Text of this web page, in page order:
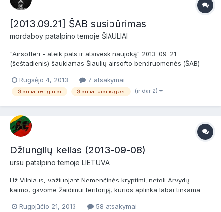
[2013.09.21] ŠAB susibūrimas
mordaboy patalpino temoje ŠIAULIAI
"Airsofteri - ateik pats ir atsivesk naujoką" 2013-09-21
(šeštadienis) šaukiamas Šiaulių airsofto bendruomenės (ŠAB)
žaidimo scenarijus Gerokai sudžiūvusio ir sublogusio (gerų
žaidimų ir aplamai žaidimų Šiaulių regijon...
Rugsėjo 4, 2013 7 atsakymai
Šiauliai renginiai Šiauliai pramogos (ir dar 2)
Džiunglių kelias (2013-09-08)
ursu patalpino temoje LIETUVA
Už Vilniaus, važiuojant Nemenčinės kryptimi, netoli Arvydų
kaimo, gavome žaidimui teritoriją, kurios aplinka labai tinkama
ExtremeWays.lt kviečia registruotis: Žaidimas/žygis "Džiunglių
Rugpjūčio 21, 2013 58 atsakymai